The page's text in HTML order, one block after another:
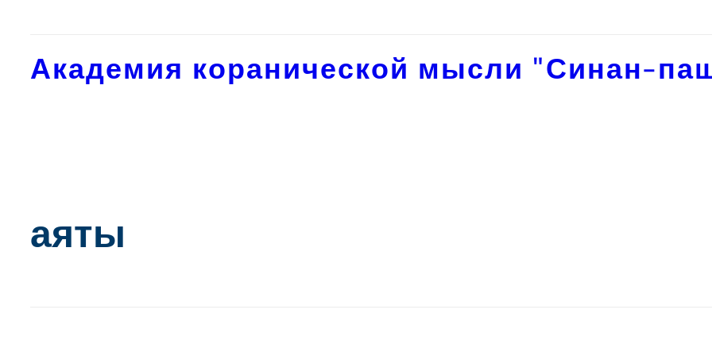
Академия коранической мысли "Синан-
аяты